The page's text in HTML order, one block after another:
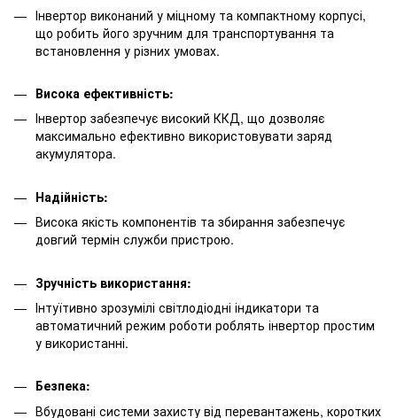
Інвертор виконаний у міцному та компактному корпусі,
що робить його зручним для транспортування та
встановлення у різних умовах.
Висока ефективність:
Інвертор забезпечує високий ККД, що дозволяє
максимально ефективно використовувати заряд
акумулятора.
Надійність:
Висока якість компонентів та збирання забезпечує
довгий термін служби пристрою.
Зручність використання:
Інтуїтивно зрозумілі світлодіодні індикатори та
автоматичний режим роботи роблять інвертор простим
у використанні.
Безпека:
Вбудовані системи захисту від перевантажень, коротких